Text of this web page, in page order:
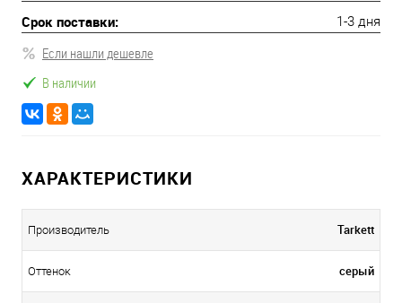
Срок поставки: 1-3 дня
Если нашли дешевле
В наличии
ХАРАКТЕРИСТИКИ
Производитель Tarkett
Оттенок серый